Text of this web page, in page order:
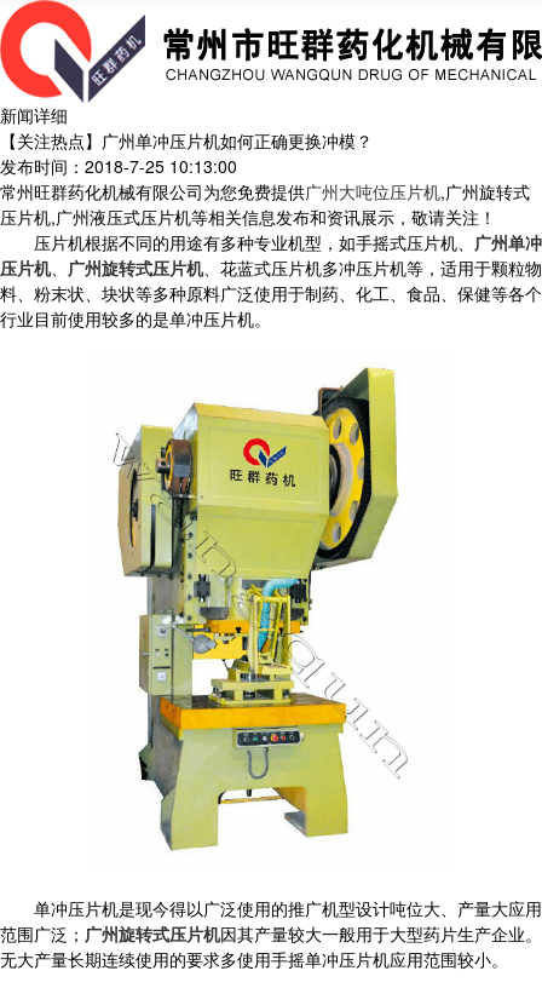
新闻详细
【关注热点】广州单冲压片机如何正确更换冲模？
发布时间：2018-7-25 10:13:00
常州旺群药化机械有限公司为您免费提供广州大吨位压片机,广州旋转式
压片机,广州液压式压片机等相关信息发布和资讯展示，敬请关注！
压片机根据不同的用途有多种专业机型，如手摇式压片机、 广州单冲
压片机、 广州旋转式压片机、花蓝式压片机多冲压片机等，适用于颗粒物
料、粉末状、块状等多种原料广泛使用于制药、化工、食品、保健等各个
行业目前使用较多的是单冲压片机。
单冲压片机是现今得以广泛使用的推广机型设计吨位大、产量大应用
范围广泛； 广州旋转式压片机因其产量较大一般用于大型药片生产企业。
无大产量长期连续使用的要求多使用手摇单冲压片机应用范围较小。